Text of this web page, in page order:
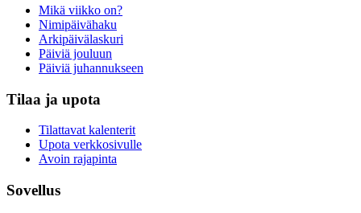
Mikä viikko on?
Nimipäivähaku
Arkipäivälaskuri
Päiviä jouluun
Päiviä juhannukseen
Tilaa ja upota
Tilattavat kalenterit
Upota verkkosivulle
Avoin rajapinta
Sovellus